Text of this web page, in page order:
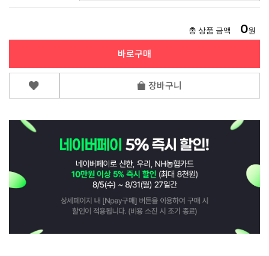
총 상품 금액 0원
바로구매
장바구니